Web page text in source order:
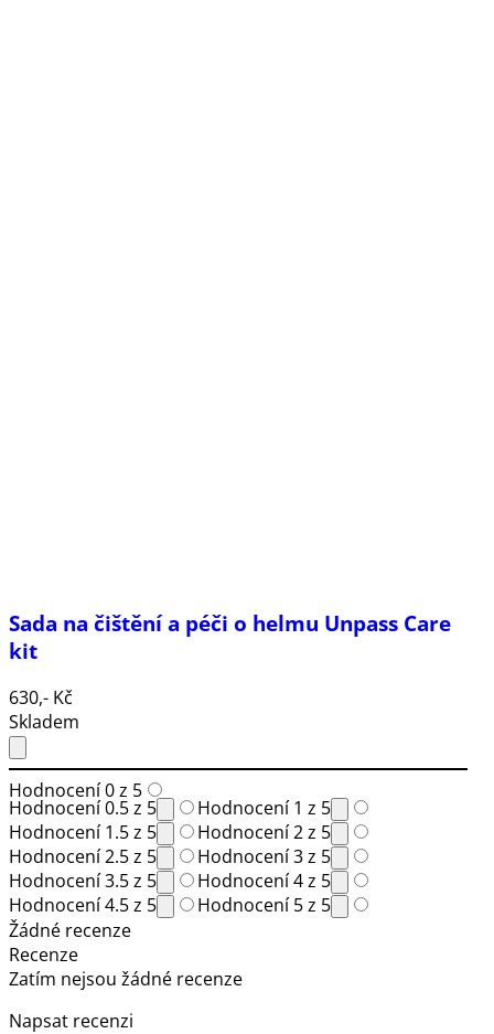
Sada na čištění a péči o helmu Unpass Care
kit
630,- Kč
Skladem
Hodnocení 0 z 5
Hodnocení 0.5 z 5
Hodnocení 1 z 5
Hodnocení 1.5 z 5
Hodnocení 2 z 5
Hodnocení 2.5 z 5
Hodnocení 3 z 5
Hodnocení 3.5 z 5
Hodnocení 4 z 5
Hodnocení 4.5 z 5
Hodnocení 5 z 5
Žádné recenze
Recenze
Zatím nejsou žádné recenze
Napsat recenzi